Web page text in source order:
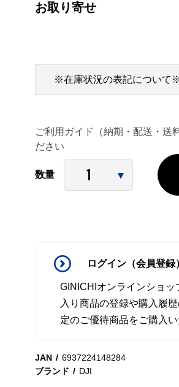
お取り寄せ
ご利用ガイド（納期・配送・送
ださい
※在庫状況の表記について
数量
ログイン（会員登録
GINICHIオンラインショ
入り商品の登録や購入履
定のご優待商品をご購入い
JAN
6937224148284
ブランド
DJI